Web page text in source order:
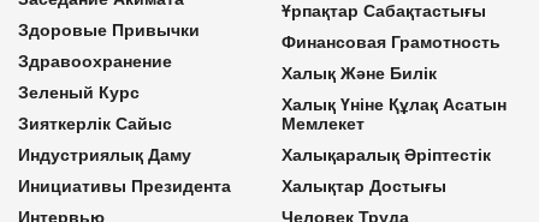
Здоровые Привычки
Здравоохранение
Зеленый Курс
Зияткерлік Сайыс
Индустриялық Даму
Инициативы Президента
Интервью
Ұрпақтар Сабақтастығы
Финансовая Грамотность
Халық Және Билік
Халық Үніне Құлақ Асатын
Мемлекет
Халықаралық Әріптестік
Халықтар Достығы
Человек Труда